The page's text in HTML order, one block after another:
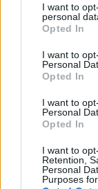
not limited to
grant or deny
use your data
consent section.
I want to
personal
Opted In
I want to
Personal
Opted In
I want to
Personal
Opted In
I want to
Retention,
Personal
Purposes
Cryptosteel da
segurança e
segura para
não é sua chave
dessa senha
em “Começar”
seguinte, leia
em “Concordo”
Volte para o